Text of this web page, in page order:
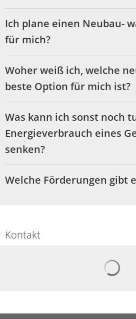
Ich plane einen Neubau-
für mich?
Woher weiß ich, welche
beste Option für mich ist?
Was kann ich sonst noch
Energieverbrauch eines
senken?
Welche Förderungen gibt
Kontakt